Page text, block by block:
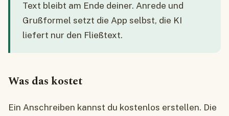
Text bleibt am Ende deiner. Anrede und
Grußformel setzt die App selbst, die KI
liefert nur den Fließtext.
Was das kostet
Ein Anschreiben kannst du kostenlos erstellen. Die